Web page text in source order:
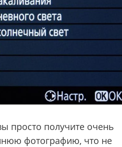
просто получите очень
фотографию, что не